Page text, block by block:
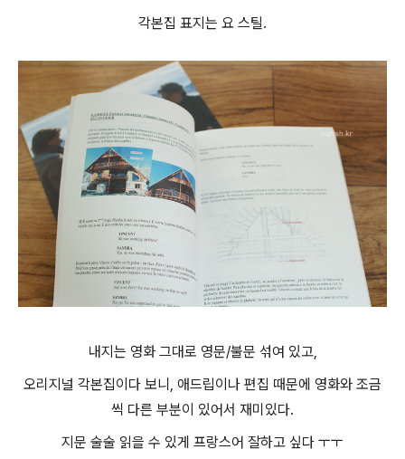
각본집 표지는 요 스틸.
내지는 영화 그대로 영문/불문 섞여 있고,
오리지널 각본집이다 보니, 애드립이나 편집 때문에 영화와 조금
씩 다른 부분이 있어서 재미있다.
지문 술술 읽을 수 있게 프랑스어 잘하고 싶다 ㅜㅜ